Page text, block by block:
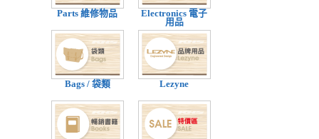
Parts 維修物品
Electronics 電子
用品
Bags / 袋類 Lezyne